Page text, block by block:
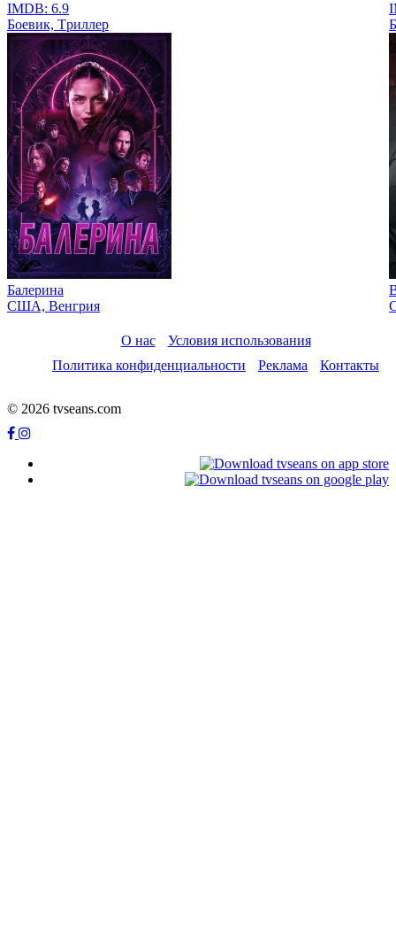
IMDB: 6.9
Боевик, Tриллер
Балерина
США, Венгрия
О нас
Условия использования
Политика конфиденциальности
Реклама Контакты
© 2026 tvseans.com